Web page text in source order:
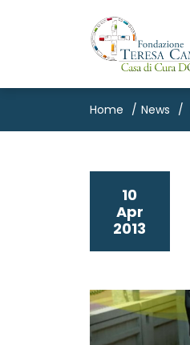
Home News
10
Apr
2013